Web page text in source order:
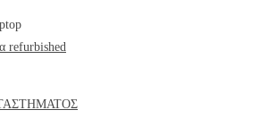
refurbished